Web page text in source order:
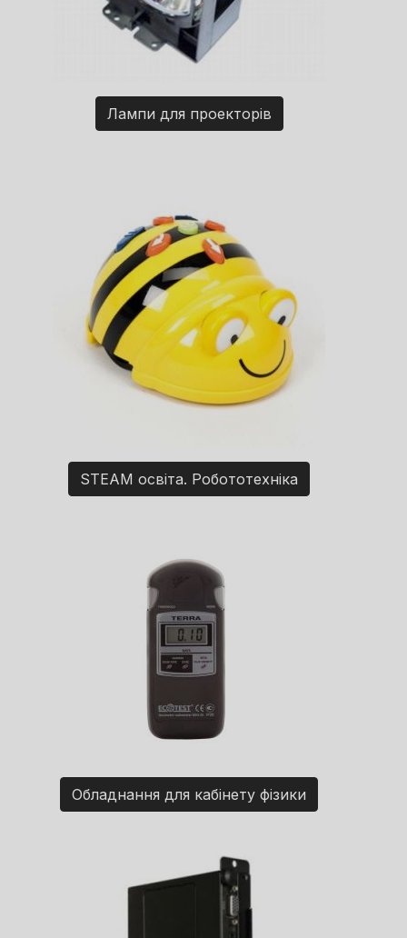
Лампи для проекторів
STEAM освіта. Робототехніка
Обладнання для кабінету фізики